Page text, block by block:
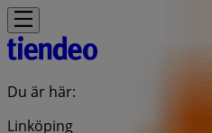
Du är här:
Linköping